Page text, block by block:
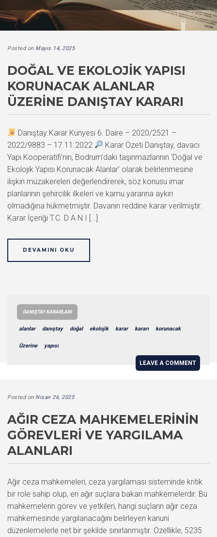
Posted on Mayıs 14, 2025
DOĞAL VE EKOLOJIK YAPISI
KORUNACAK ALANLAR
ÜZERINE DANIŞTAY KARARI
Danıştay Karar Künyesi 6. Daire – 2020/2521 –
2022/9883 – 17.11.2022
Karar Özeti Danıştay, davacı
Yapı Kooperatifi’nin, Bodrum’daki taşınmazlarının ‘Doğal ve
Ekolojik Yapısı Korunacak Alanlar’ olarak belirlenmesine
ilişkin müzakereleri değerlendirerek, söz konusu imar
planlarının şehircilik ilkeleri ve kamu yararına aykırı
olmadığına hükmetmiştir. Davanın reddine karar verilmiştir.
Karar İçeriği T.C. D A N I […]
DEVAMINI OKU
DANIŞTAY KARARLARI
alanlar danıştay doğal ekolojik karar kararı korunacak
Üzerine yapısı
LEAVE A COMMENT
Posted on Nisan 26, 2025
AĞIR CEZA MAHKEMELERININ
GÖREVLERI VE YARGILAMA
ALANLARI
Ağır ceza mahkemeleri, ceza yargılaması sisteminde kritik
bir role sahip olup, en ağır suçlara bakan mahkemelerdir. Bu
mahkemelerin görev ve yetkileri, hangi suçların ağır ceza
mahkemesinde yargılanacağını belirleyen kanuni
düzenlemelerle net bir şekilde sınırlanmıştır. Özellikle, 5235